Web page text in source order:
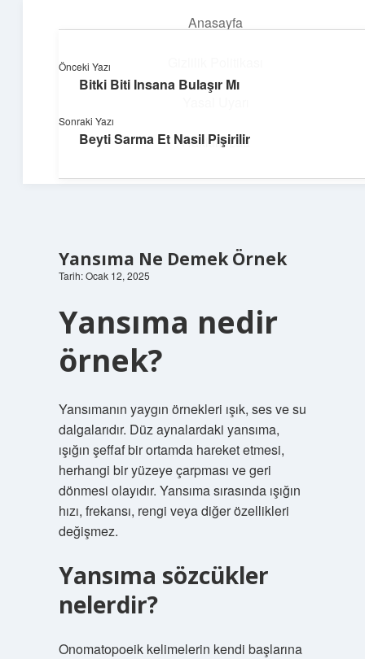
Anasayfa
Hakkımızda
Topluluk ve İlham
Yansıma Ne Demek Örnek
Tarih: Ocak 12, 2025
Yansıma nedir
örnek?
Yansımanın yaygın örnekleri ışık, ses ve su
dalgalarıdır. Düz aynalardaki yansıma,
ışığın şeffaf bir ortamda hareket etmesi,
herhangi bir yüzeye çarpması ve geri
dönmesi olayıdır. Yansıma sırasında ışığın
hızı, frekansı, rengi veya diğer özellikleri
değişmez.
Yansıma sözcükler
nelerdir?
Onomatopoeik kelimelerin kendi başlarına
Önceki Yazı
Bitki Biti Insana Bulaşır Mı
Sonraki Yazı
Beyti Sarma Et Nasil Pişirilir